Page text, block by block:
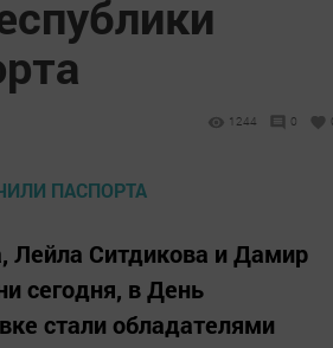
1244 0
Лейла Ситдикова и Дамир
сегодня, в День
стали обладателями